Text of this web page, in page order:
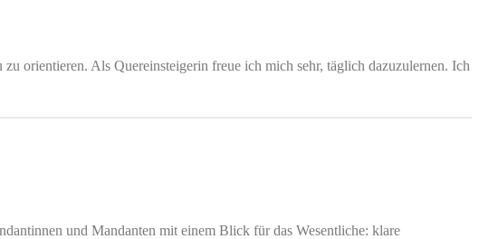
orientieren. Als Quereinsteigerin freue ich mich sehr, täglich dazuzulernen. Ich
und Mandanten mit einem Blick für das Wesentliche: klare